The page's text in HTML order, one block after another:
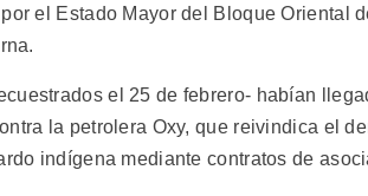
el Estado Mayor del Bloque Oriental
el 25 de febrero- habían
la petrolera Oxy, que reivindica el
indígena mediante contratos de